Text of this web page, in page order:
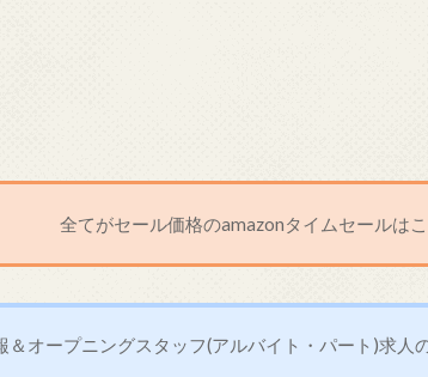
全てがセール価格のamazonタイムセールは
＆オープニングスタッフ(アルバイト・パート)求人